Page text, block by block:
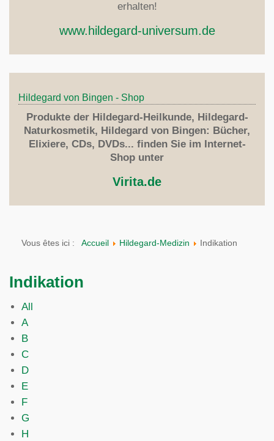
erhalten!
www.hildegard-universum.de
Hildegard von Bingen - Shop
Produkte der Hildegard-Heilkunde, Hildegard-
Naturkosmetik, Hildegard von Bingen: Bücher,
Elixiere, CDs, DVDs... finden Sie im Internet-
Shop unter
Virita.de
Vous êtes ici : Accueil Hildegard-Medizin Indikation
Indikation
All
A
B
C
D
E
F
G
H